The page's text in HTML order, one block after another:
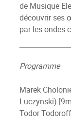
de Musique
découvrir ses
par les ondes
Programme
Marek
Luczynski)
Todor